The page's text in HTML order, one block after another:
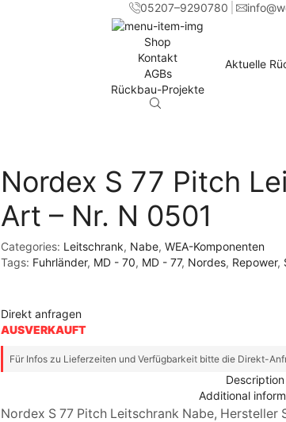
05207–9290780
Shop
Kontakt
AGBs
Rückbau-Projekte
Aktuelle
Nordex S 77 Pitch
Art – Nr. N 0501
Categories: Leitschrank, Nabe, WEA-Komponenten
Tags: Fuhrländer, MD - 70, MD - 77, Nordes, Repower,
Direkt anfragen
AUSVERKAUFT
Für Infos zu Lieferzeiten und Verfügbarkeit bitte die Direkt-
Description
Additional
Nordex S 77 Pitch Leitschrank Nabe, Hersteller